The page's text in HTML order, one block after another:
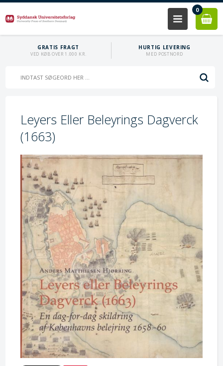
0
GRATIS FRAGT
VED KØB OVER 1.000 KR.
HURTIG LEVERING
MED POSTNORD
Leyers Eller Beleyrings Dagverck
(1663)